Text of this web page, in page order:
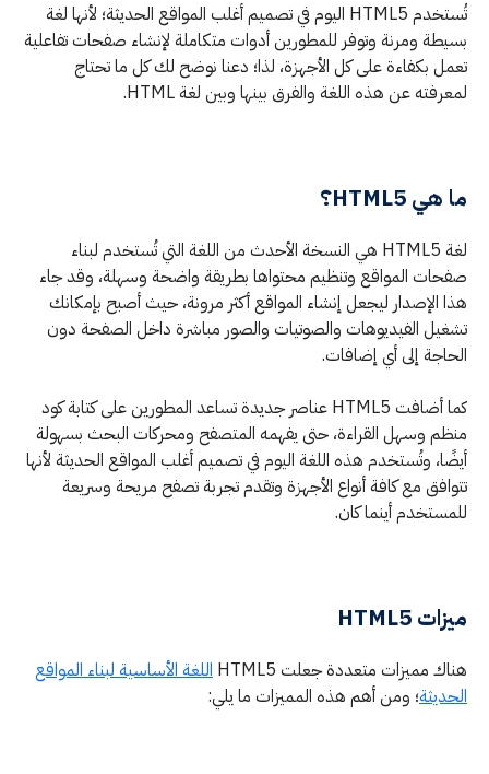
تُستخدم HTML5 اليوم في تصميم أغلب المواقع الحديثة؛ لأنها لغة
بسيطة ومرنة وتوفر للمطورين أدوات متكاملة لإنشاء صفحات تفاعلية
تعمل بكفاءة على كل الأجهزة، لذا؛ دعنا نوضح لك كل ما تحتاج
لمعرفته عن هذه اللغة والفرق بينها وبين لغة HTML.
ما هي HTML5؟
لغة HTML5 هي النسخة الأحدث من اللغة التي تُستخدم لبناء
صفحات المواقع وتنظيم محتواها بطريقة واضحة وسهلة، وقد جاء
هذا الإصدار ليجعل إنشاء المواقع أكثر مرونة، حيث أصبح بإمكانك
تشغيل الفيديوهات والصوتيات والصور مباشرة داخل الصفحة دون
الحاجة إلى أي إضافات.
كما أضافت HTML5 عناصر جديدة تساعد المطورين على كتابة كود
منظم وسهل القراءة، حتى يفهمه المتصفح ومحركات البحث بسهولة
أيضًا، وتُستخدم هذه اللغة اليوم في تصميم أغلب المواقع الحديثة لأنها
تتوافق مع كافة أنواع الأجهزة وتقدم تجربة تصفح مريحة وسريعة
للمستخدم أينما كان.
ميزات HTML5
هناك مميزات متعددة جعلت HTML5
اللغة الأساسية لبناء المواقع
الحديثة؛ ومن أهم هذه المميزات ما يلي: